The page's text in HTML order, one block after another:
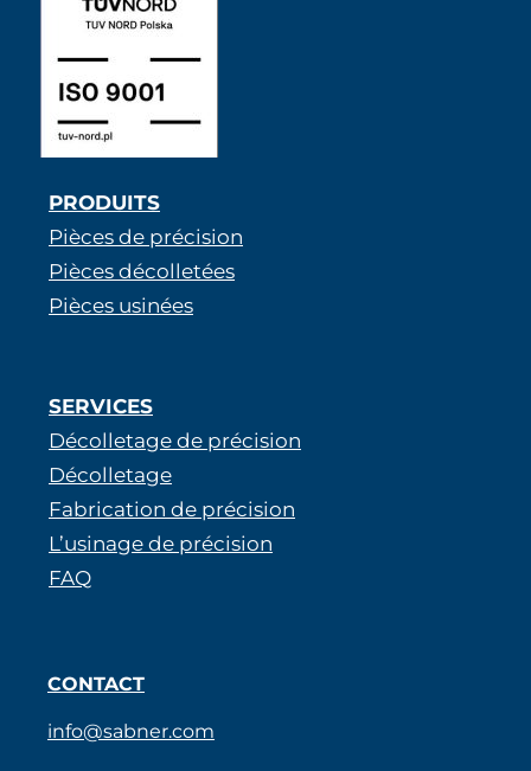
PRODUITS
Pièces de précision
Pièces décolletées
Pièces usinées
SERVICES
Décolletage de précision
Décolletage
Fabrication de précision
L’usinage de précision
FAQ
CONTACT
info@sabner.com